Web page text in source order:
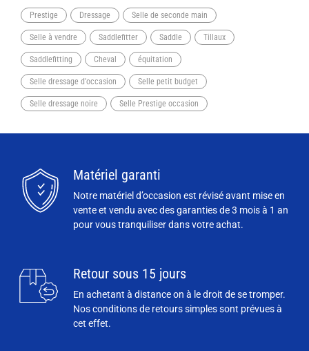
Prestige Dressage Selle de seconde main
Selle à vendre Saddlefitter Saddle Tillaux
Saddlefitting Cheval équitation
Selle dressage d'occasion Selle petit budget
Selle dressage noire Selle Prestige occasion
Matériel garanti
Notre matériel d’occasion est révisé avant mise en
vente et vendu avec des garanties de 3 mois à 1 an
pour vous tranquiliser dans votre achat.
Retour sous 15 jours
En achetant à distance on à le droit de se tromper.
Nos conditions de retours simples sont prévues à
cet effet.